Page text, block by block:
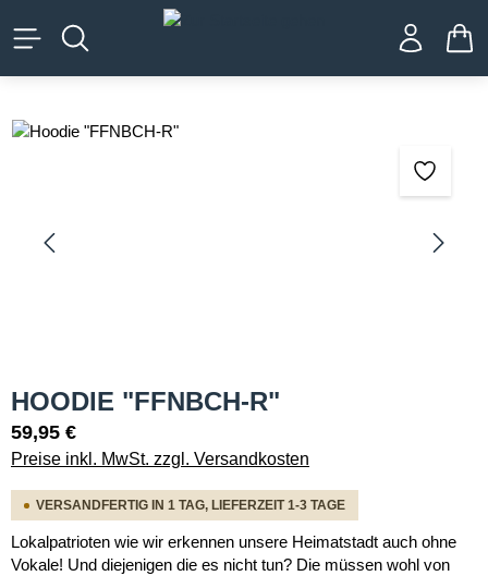
springen
Bildergalerie überspringen
HOODIE "FFNBCH-R"
59,95 €
Preise inkl. MwSt. zzgl. Versandkosten
VERSANDFERTIG IN 1 TAG, LIEFERZEIT 1-3 TAGE
Lokalpatrioten wie wir erkennen unsere Heimatstadt auch ohne
Vokale! Und diejenigen die es nicht tun? Die müssen wohl von